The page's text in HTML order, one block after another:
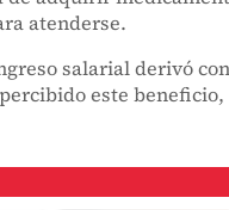
atenderse.
salarial derivó
este